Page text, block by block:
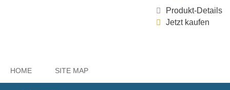
Produkt-Details
Jetzt kaufen
HOME SITE MAP